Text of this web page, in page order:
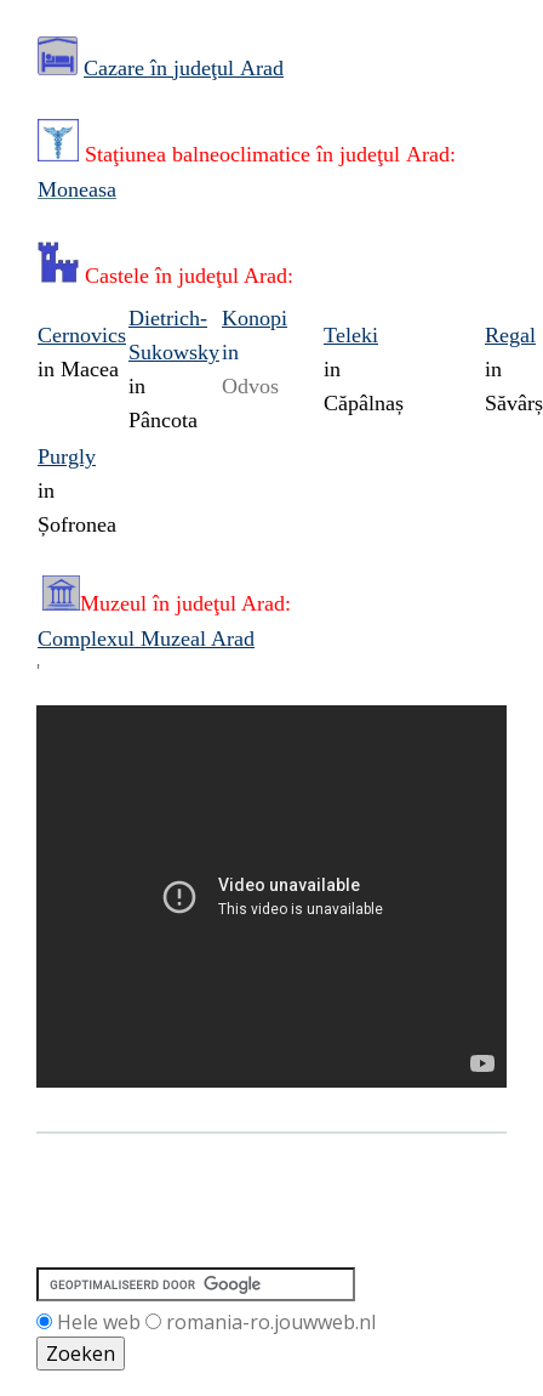
Cazare în judeţul Arad
Staţiunea balneoclimatice în judeţul Arad:
Moneasa
Castele în judeţul Arad:
Cernovics
in Macea
Dietrich-
Sukowsky
in
Pâncota
Konopi
in
Odvos
Teleki
in
Căpâlnaș
Regal
in
Purgly
in
Șofronea
Muzeul în judeţul Arad:
Complexul Muzeal Arad
'
Hele web romania-ro.jouwweb.nl